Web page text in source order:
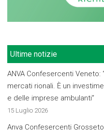
Ultime notizie
ANVA Confesercenti Veneto:
mercati rionali. È un
e delle imprese ambulanti”
15 Luglio 2026
Anva Confesercenti